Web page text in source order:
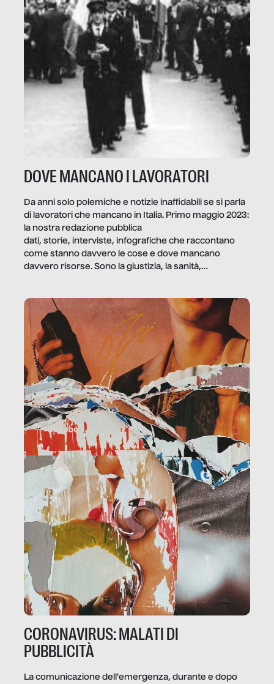
DOVE MANCANO I LAVORATORI
Da anni solo polemiche e notizie inaffidabili se si parla
di lavoratori che mancano in Italia. Primo maggio 2023:
la nostra redazione pubblica
dati, storie, interviste, infografiche che raccontano
come stanno davvero le cose e dove mancano
davvero risorse. Sono la giustizia, la sanità,
CORONAVIRUS: MALATI DI
PUBBLICITÀ
La comunicazione dell’emergenza, durante e dopo